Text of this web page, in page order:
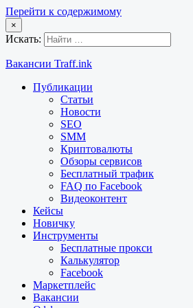
Перейти к содержимому
×
Искать:
Вакансии Traff.ink
Публикации
Статьи
Новости
SEO
SMM
Криптовалюты
Обзоры сервисов
Бесплатный трафик
FAQ по Facebook
Видеоконтент
Кейсы
Новичку
Инструменты
Бесплатные прокси
Калькулятор
Facebook
Маркетплейс
Вакансии